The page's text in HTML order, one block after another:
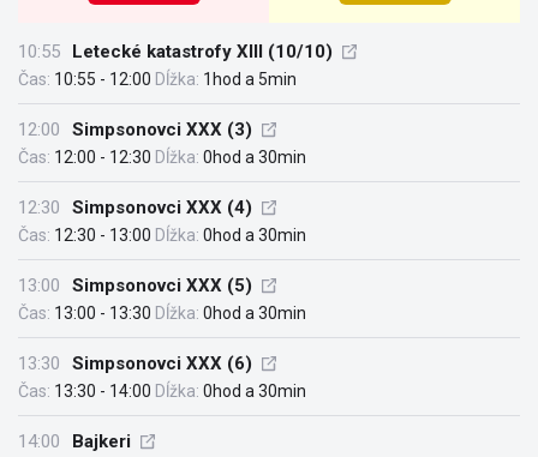
10:55 Letecké katastrofy XIII (10/10)
Čas: 10:55 - 12:00 Dĺžka: 1hod a 5min
12:00 Simpsonovci XXX (3)
Čas: 12:00 - 12:30 Dĺžka: 0hod a 30min
12:30 Simpsonovci XXX (4)
Čas: 12:30 - 13:00 Dĺžka: 0hod a 30min
13:00 Simpsonovci XXX (5)
Čas: 13:00 - 13:30 Dĺžka: 0hod a 30min
13:30 Simpsonovci XXX (6)
Čas: 13:30 - 14:00 Dĺžka: 0hod a 30min
14:00 Bajkeri